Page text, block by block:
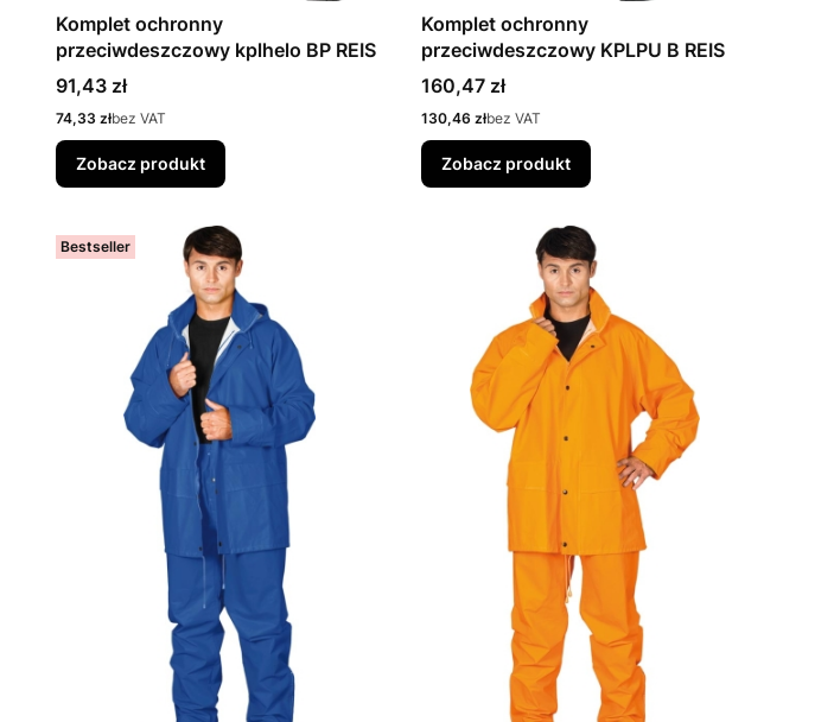
Komplet ochronny
przeciwdeszczowy kplhelo BP REIS
Cena
91,43 zł
Cena
74,33 złbez VAT
Zobacz produkt
Komplet ochronny
przeciwdeszczowy KPLPU B REIS
Cena
160,47 zł
Cena
130,46 złbez VAT
Zobacz produkt
Bestseller